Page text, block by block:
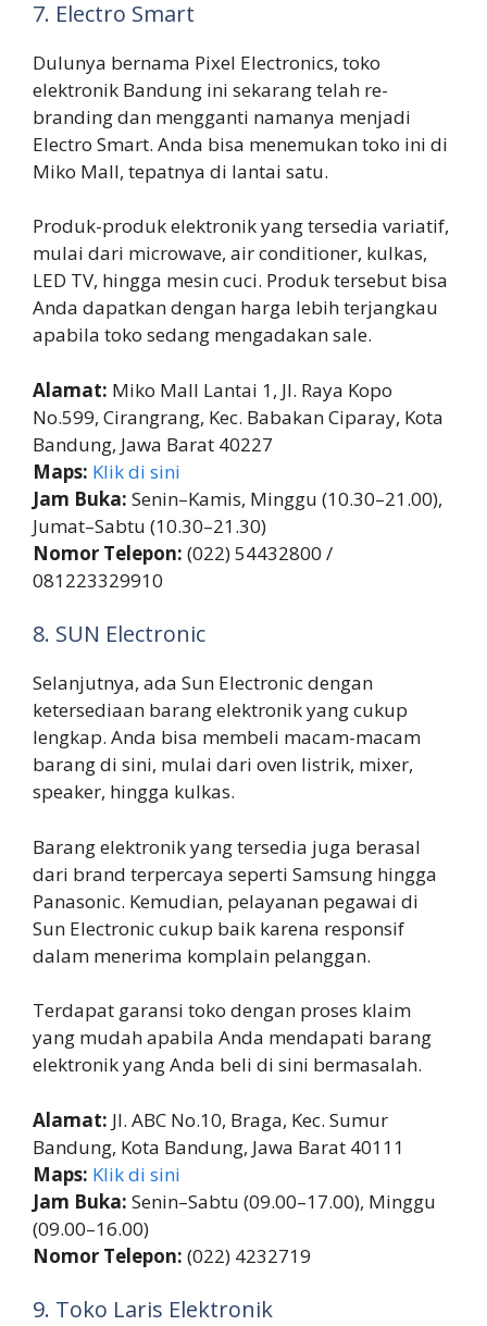
7. Electro Smart
Dulunya bernama Pixel Electronics, toko
elektronik Bandung ini sekarang telah re-
branding dan mengganti namanya menjadi
Electro Smart. Anda bisa menemukan toko ini di
Miko Mall, tepatnya di lantai satu.
Produk-produk elektronik yang tersedia variatif,
mulai dari microwave, air conditioner, kulkas,
LED TV, hingga mesin cuci. Produk tersebut bisa
Anda dapatkan dengan harga lebih terjangkau
apabila toko sedang mengadakan sale.
Alamat: Miko Mall Lantai 1, Jl. Raya Kopo
No.599, Cirangrang, Kec. Babakan Ciparay, Kota
Bandung, Jawa Barat 40227
Maps: Klik di sini
Jam Buka: Senin–Kamis, Minggu (10.30–21.00),
Jumat–Sabtu (10.30–21.30)
Nomor Telepon: (022) 54432800 /
081223329910
8. SUN Electronic
Selanjutnya, ada Sun Electronic dengan
ketersediaan barang elektronik yang cukup
lengkap. Anda bisa membeli macam-macam
barang di sini, mulai dari oven listrik, mixer,
speaker, hingga kulkas.
Barang elektronik yang tersedia juga berasal
dari brand terpercaya seperti Samsung hingga
Panasonic. Kemudian, pelayanan pegawai di
Sun Electronic cukup baik karena responsif
dalam menerima komplain pelanggan.
Terdapat garansi toko dengan proses klaim
yang mudah apabila Anda mendapati barang
elektronik yang Anda beli di sini bermasalah.
Alamat: Jl. ABC No.10, Braga, Kec. Sumur
Bandung, Kota Bandung, Jawa Barat 40111
Maps: Klik di sini
Jam Buka: Senin–Sabtu (09.00–17.00), Minggu
(09.00–16.00)
Nomor Telepon: (022) 4232719
9. Toko Laris Elektronik